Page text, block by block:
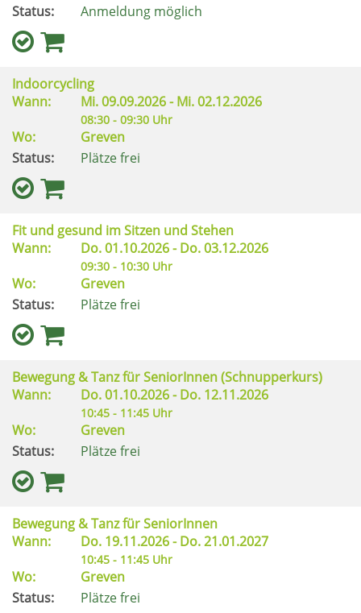
Status:
Anmeldung möglich
Indoorcycling
Wann:
Mi.09.09.2026 -Mi.02.12.2026
08:30 - 09:30 Uhr
Wo:
Greven
Status:
Plätze frei
Fit und gesund im Sitzen und Stehen
Wann:
Do.01.10.2026 -Do.03.12.2026
09:30 - 10:30 Uhr
Wo:
Greven
Status:
Plätze frei
Bewegung & Tanz für SeniorInnen (Schnupperkurs)
Wann:
Do.01.10.2026 -Do. 12.11.2026
10:45 - 11:45 Uhr
Wo:
Greven
Status:
Plätze frei
Bewegung & Tanz für SeniorInnen
Wann:
Do. 19.11.2026 -Do.21.01.2027
10:45 - 11:45 Uhr
Wo:
Greven
Status:
Plätze frei